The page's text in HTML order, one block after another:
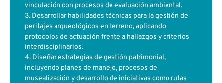
vinculación con procesos de evaluación ambiental.
3. Desarrollar habilidades técnicas para la gestión de
peritajes arqueológicos en terreno, aplicando
protocolos de actuación frente a hallazgos y criterios
interdisciplinarios.
4. Diseñar estrategias de gestión patrimonial,
incluyendo planes de manejo, procesos de
musealización y desarrollo de iniciativas como rutas